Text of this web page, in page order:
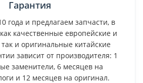
Гарантия
года и предлагаем запчасти, в
качественные европейские и
и оригинальные китайские
зависит от производителя: 1
заменители, 6 месяцев на
и 12 месяцев на оригинал.